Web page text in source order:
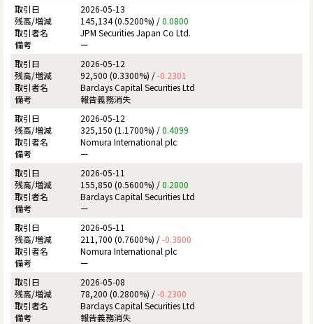
2026-05-13
145,134 (0.5200%) /0.0800
JPM Securities Japan Co Ltd.
ー
2026-05-12
92,500 (0.3300%) /-0.2301
Barclays Capital Securities Ltd
報告義務消失
2026-05-12
325,150 (1.1700%) /0.4099
Nomura International plc
ー
2026-05-11
155,850 (0.5600%) /0.2800
Barclays Capital Securities Ltd
ー
2026-05-11
211,700 (0.7600%) /-0.3800
Nomura International plc
ー
2026-05-08
78,200 (0.2800%) /-0.2300
Barclays Capital Securities Ltd
報告義務消失